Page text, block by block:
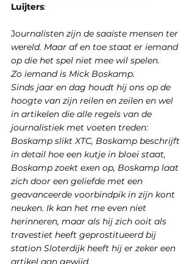
Luijters:
Journalisten zijn de saaiste mensen ter
wereld. Maar af en toe staat er iemand
op die het spel niet mee wil spelen.
Zo iemand is Mick Boskamp.
Sinds jaar en dag houdt hij ons op de
hoogte van zijn reilen en zeilen en wel
in artikelen die alle regels van de
journalistiek met voeten treden:
Boskamp slikt XTC, Boskamp beschrijft
in detail hoe een kutje in bloei staat,
Boskamp zoekt exen op, Boskamp laat
zich door een geliefde met een
geavanceerde voorbindpik in zijn kont
neuken. Ik kan het me even niet
herinneren, maar als hij zich ooit als
travestiet heeft geprostitueerd bij
station Sloterdijk heeft hij er zeker een
artikel aan gewijd.